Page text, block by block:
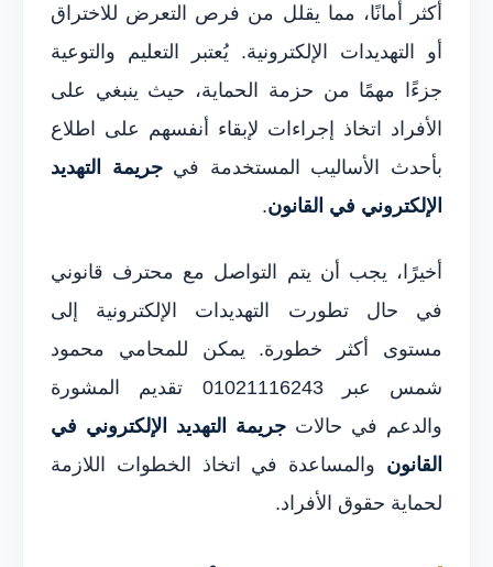
أكثر أمانًا، مما يقلل من فرص التعرض للاختراق
أو التهديدات الإلكترونية. يُعتبر التعليم والتوعية
جزءًا مهمًا من حزمة الحماية، حيث ينبغي على
الأفراد اتخاذ إجراءات لإبقاء أنفسهم على اطلاع
بأحدث الأساليب المستخدمة فيجريمة التهديد
الإلكتروني في القانون.
أخيرًا، يجب أن يتم التواصل مع محترف قانوني
في حال تطورت التهديدات الإلكترونية إلى
مستوى أكثر خطورة. يمكن للمحامي محمود
شمس عبر 01021116243 تقديم المشورة
والدعم في حالات جريمة التهديد الإلكتروني في
القانون والمساعدة في اتخاذ الخطوات اللازمة
لحماية حقوق الأفراد.